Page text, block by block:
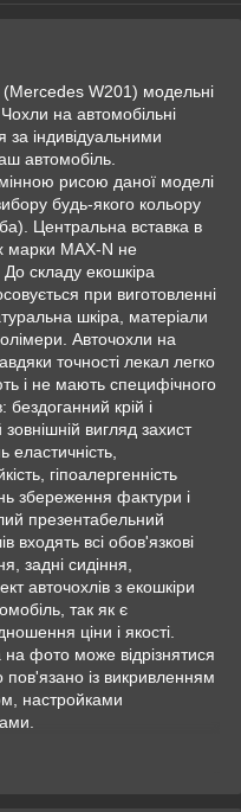
W201) модельні
на автомобільні
за індивідуальними
автомобіль.
рисою даної моделі
будь-якого кольору
Центральна вставка в
марки MAX-N не
До складу екошкіра
при виготовленні
шкіра, матеріали
Авточохли на
точності лекал легко
і не мають специфічного
крій і
вигляд захист
еластичність,
гіпоалергенність
збереження фактури і
презентабельний
входять всі обов'язкові
задні сидіння,
авточохлів з екошкіри
так як є
ціни і якості.
фото може відрізнятися
пов'язано із викривленням
настройками